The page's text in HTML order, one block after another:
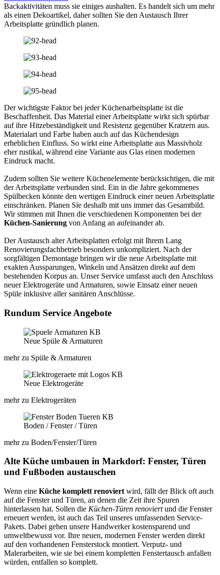
Backaktivitäten muss sie einiges aushalten. Es handelt sich um mehr
als einen Dekoartikel, daher sollten Sie den Austausch Ihrer
Arbeitsplatte gründlich planen.
Der wichtigste Faktor bei jeder Küchenarbeitsplatte ist die
Beschaffenheit. Das Material einer Arbeitsplatte wirkt sich spürbar
auf ihre Hitzebeständigkeit und Resistenz gegenüber Kratzern aus.
Materialart und Farbe haben auch auf das Küchendesign
erheblichen Einfluss. So wirkt eine Arbeitsplatte aus Massivholz
eher rustikal, während eine Variante aus Glas einen modernen
Eindruck macht.
Zudem sollten Sie weitere Küchenelemente berücksichtigen, die mit
der Arbeitsplatte verbunden sind. Ein in die Jahre gekommenes
Spülbecken könnte den wertigen Eindruck einer neuen Arbeitsplatte
einschränken. Planen Sie deshalb mit uns immer das Gesamtbild.
Wir stimmen mit Ihnen die verschiedenen Komponenten bei der
Küchen-Sanierung von Anfang an aufeinander ab.
Der Austausch alter Arbeitsplatten erfolgt mit Ihrem Lang
Renovierungsfachbetrieb besonders unkompliziert. Nach der
sorgfältigen Demontage bringen wir die neue Arbeitsplatte mit
exakten Aussparungen, Winkeln und Ansätzen direkt auf dem
bestehenden Korpus an. Unser Service umfasst auch den Anschluss
neuer Elektrogeräte und Armaturen, sowie Einsatz einer neuen
Spüle inklusive aller sanitären Anschlüsse.
Rundum Service Angebote
Neue Spüle & Armaturen
mehr zu Spüle & Armaturen
Neue Elektrogeräte
mehr zu Elektrogeräten
Boden / Fenster / Türen​
mehr zu Boden/Fenster/Türen​
Alte Küche umbauen in Markdorf: Fenster, Türen
und Fußboden austauschen
Wenn eine Küche komplett renoviert wird, fällt der Blick oft auch
auf die Fenster und Türen, an denen die Zeit ihre Spuren
hinterlassen hat. Sollen die Küchen-Türen renoviertund die Fenster
erneuert werden, ist auch das Teil unseres umfassenden Service-
Pakets. Dabei gehen unsere Handwerker kostensparend und
umweltbewusst vor. Ihre neuen, modernen Fenster werden direkt
auf den vorhandenen Fensterstock montiert. Verputz- und
Malerarbeiten, wie sie bei einem kompletten Fenstertausch anfallen
würden, entfallen so komplett.